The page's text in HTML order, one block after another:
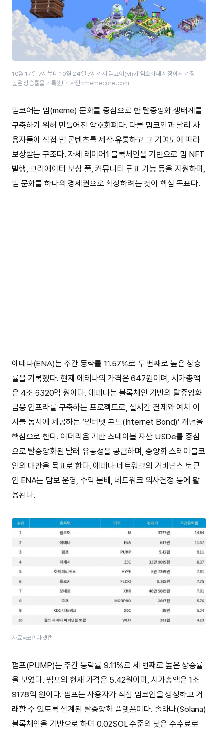
10월 17일 7시부터 10월 24일 7시까지 밈코어(M)가 암호화폐 시장에서 가장
높은 상승률을 기록했다. 사진=memecore.com
밈코어는 밈(meme) 문화를 중심으로 한 탈중앙화 생태계를
구축하기 위해 만들어진 암호화폐다. 다른 밈코인과 달리 사
용자들이 직접 밈 콘텐츠를 제작·유통하고 그 기여도에 따라
보상받는 구조다. 자체 레이어1 블록체인을 기반으로 밈 NFT
발행, 크리에이터 보상 풀, 커뮤니티 투표 기능 등을 지원하며,
밈 문화를 하나의 경제권으로 확장하려는 것이 핵심 목표다.
에테나(ENA)는 주간 등락률 11.57%로 두 번째로 높은 상승
률을 기록했다. 현재 에테나의 가격은 647원이며, 시가총액
은 4조 6320억 원이다. 에테나는 블록체인 기반의 탈중앙화
금융 인프라를 구축하는 프로젝트로, 실시간 결제와 예치 이
자를 동시에 제공하는 ‘인터넷 본드(Internet Bond)’ 개념을
핵심으로 한다. 이더리움 기반 스테이블 자산 USDe를 중심
으로 탈중앙화된 달러 유동성을 공급하며, 중앙화 스테이블코
인의 대안을 목표로 한다. 에테나 네트워크의 거버넌스 토큰
인 ENA는 담보 운영, 수익 분배, 네트워크 의사결정 등에 활
용된다.
자료=코인마켓캡
펌프(PUMP)는 주간 등락률 9.11%로 세 번째로 높은 상승률
을 보였다. 펌프의 현재 가격은 5.42원이며, 시가총액은 1조
9178억 원이다. 펌프는 사용자가 직접 밈코인을 생성하고 거
래할 수 있도록 설계된 탈중앙화 플랫폼이다. 솔라나(Solana)
블록체인을 기반으로 하며 0.02SOL 수준의 낮은 수수료로